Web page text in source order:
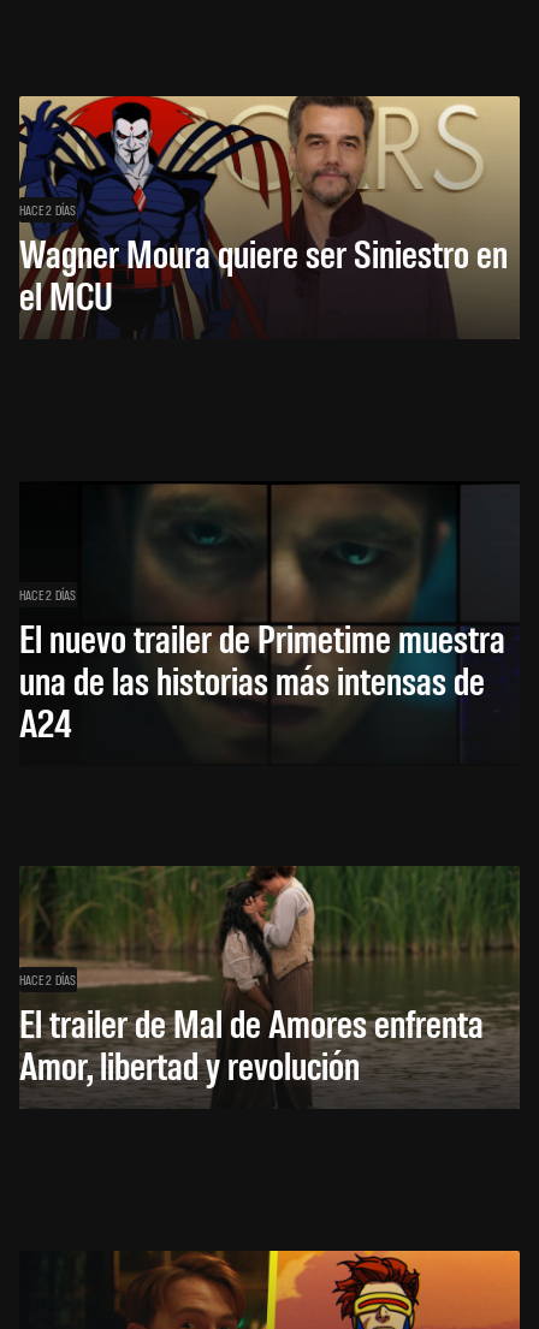
HACE 2 DÍAS
Wagner Moura quiere ser Siniestro en
el MCU
HACE 2 DÍAS
El nuevo trailer de Primetime muestra
una de las historias más intensas de
A24
HACE 2 DÍAS
El trailer de Mal de Amores enfrenta
Amor, libertad y revolución